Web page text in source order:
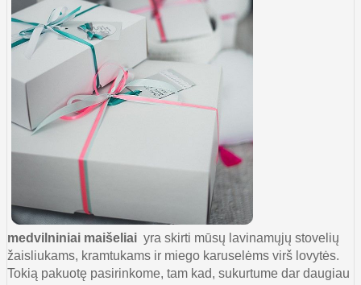
medvilniniai maišeliai yra skirti mūsų lavinamųjų stovelių
žaisliukams, kramtukams ir miego karuselėms virš lovytės.
Tokią pakuotę pasirinkome, tam kad, sukurtume dar daugiau